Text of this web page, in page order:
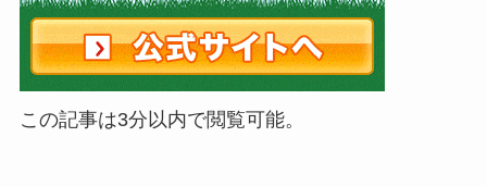
この記事は3分以内で閲覧可能。